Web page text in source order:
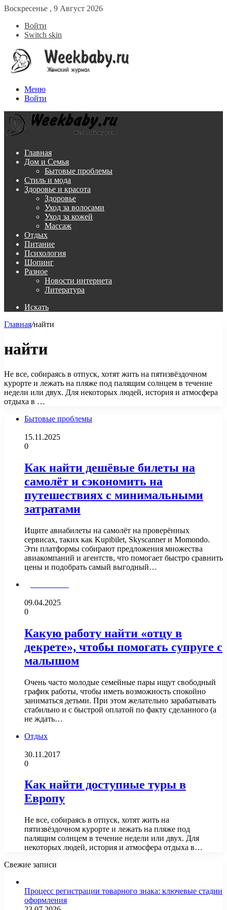
Воскресенье , 9 Август 2026
Войти
Switch skin
Меню
Войти
Главная
Дом и Семья
Бытовые проблемы
Стиль и мода
Здоровье и красота
Здоровье
Уход за волосами
Уход за кожей
Массаж
Отдых
Питание
Психология
Шопинг
Разное
Новости интернета
Литература
Искать
Главная/найти
найти
Не все, собираясь в отпуск, хотят жить на пятизвёздочном
курорте и лежать на пляже под палящим солнцем в течение
недели или двух. Для некоторых людей, история и атмосфера
отдыха в …
Бытовые проблемы
15.11.2025
0
Как найти дешёвые билеты на
самолёт и сэкономить на
путешествиях с минимальными
затратами
Ищите авиабилеты на самолёт на проверённых
сервисах, таких как Kupibilet, Skyscanner и Momondo.
Эти платформы собирают предложения множества
авиакомпаний и агентств, что помогает быстро сравнить
цены и подобрать самый выгодный…
09.04.2025
0
Какую работу найти «отцу в
декрете», чтобы помогать супруге с
малышом
Очень часто молодые семейные пары ищут свободный
график работы, чтобы иметь возможность спокойно
заниматься детьми. При этом желательно зарабатывать
стабильно и с быстрой оплатой по факту сделанного (а
не ждать…
Отдых
30.11.2017
0
Как найти доступные туры в
Европу
Не все, собираясь в отпуск, хотят жить на
пятизвёздочном курорте и лежать на пляже под
палящим солнцем в течение недели или двух. Для
некоторых людей, история и атмосфера отдыха в…
Свежие записи
Процесс регистрации товарного знака: ключевые стадии
оформления